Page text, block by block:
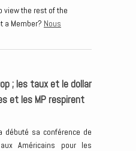
view the rest of the
a Member? Nous
; les taux et le dollar
et les MP respirent
débuté sa conférence de
Américains pour les